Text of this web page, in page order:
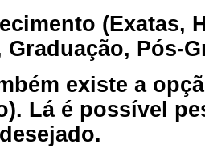
(Exatas,
Pós-
existe a
Lá é possível